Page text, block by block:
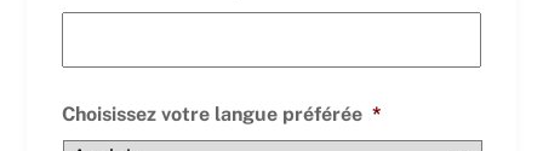
Choisissez votre langue préférée *